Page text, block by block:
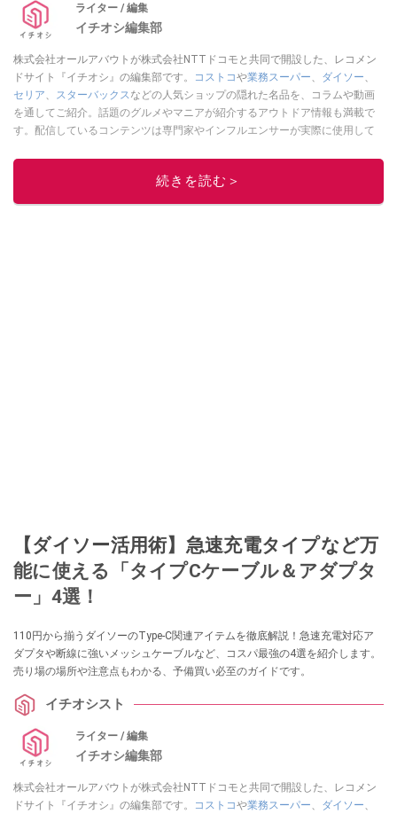
ライター / 編集
イチオシ編集部
株式会社オールアバウトが株式会社NTTドコモと共同で開設した、レコメン
ドサイト『イチオシ』の編集部です。
コストコや業務スーパー、 ダイソー、
セリア、 スターバックスなどの人気ショップの隠れた名品を、コラムや動画
を通してご紹介。話題のグルメやマニアが紹介するアウトドア情報も満載で
す。配信しているコンテンツは専門家やインフルエンサーが実際に使用して
ニュースでフォロー
続きを読む＞
【ダイソー活用術】急速充電タイプなど万
能に使える「タイプCケーブル＆アダプタ
ー」4選！
110円から揃うダイソーのType-C関連アイテムを徹底解説！急速充電対応ア
ダプタや断線に強いメッシュケーブルなど、コスパ最強の4選を紹介します。
売り場の場所や注意点もわかる、予備買い必至のガイドです。
イチオシスト
ライター / 編集
イチオシ編集部
株式会社オールアバウトが株式会社NTTドコモと共同で開設した、レコメン
ドサイト『イチオシ』の編集部です。
コストコや業務スーパー、 ダイソー、